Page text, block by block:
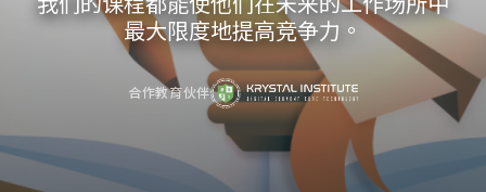
最大限度地提高竞争力。
合作教育伙伴